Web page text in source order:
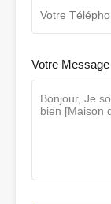
Votre Message